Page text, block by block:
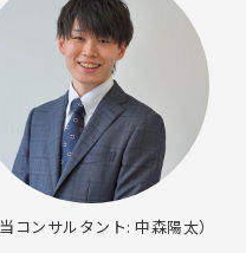
当コンサルタント: 中森陽太）